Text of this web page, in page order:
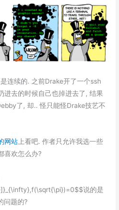
连续的. 之前Drake开了一个ssh
进去的时候自己也掉进去了, 结果
了, 却.. 怪只能怪Drake技艺不
网站上看吧. 作者只允许我选一些
喜欢怎么办?
说的是
问题的?